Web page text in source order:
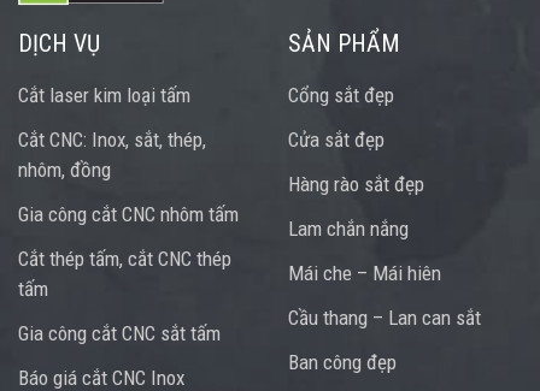
DỊCH VỤ
Cắt laser kim loại tấm
Cắt CNC: Inox, sắt, thép,
nhôm, đồng
Gia công cắt CNC nhôm tấm
Cắt thép tấm, cắt CNC thép
tấm
Gia công cắt CNC sắt tấm
Báo giá cắt CNC Inox
SẢN PHẨM
Cổng sắt đẹp
Cửa sắt đẹp
Hàng rào sắt đẹp
Lam chắn nắng
Mái che – Mái hiên
Cầu thang – Lan can sắt
Ban công đẹp